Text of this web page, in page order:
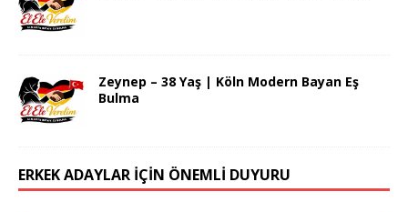
Zeynep – 38 Yaş | Köln Modern Bayan Eş
Bulma
ERKEK ADAYLAR İÇİN ÖNEMLİ DUYURU